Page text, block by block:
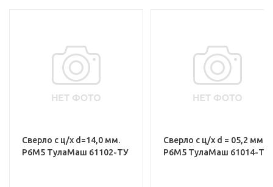
Сверло с ц/х d=14,0 мм.
Р6М5 ТулаМаш 61102-ТУ
Сверло с ц/х d = 05,2 мм
Р6М5 ТулаМаш 61014-ТУ